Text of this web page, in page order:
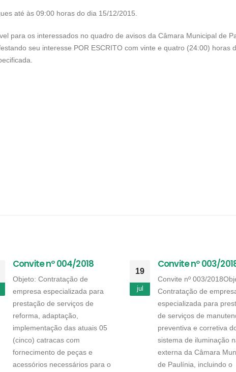
até às 09:00 horas do dia 15/12/2015.
para os interessados no quadro de avisos da Câmara Municipal de
seu interesse POR ESCRITO com vinte e quatro (24:00) horas
Convite nº 004/2018
Objeto: Contratação de
empresa especializada para
prestação de serviços de
reforma, adaptação,
implementação das atuais 05
(cinco) catracas com
fornecimento de peças e
acessórios necessários para o
19
jul
Convite nº 003/
Convite nº 003/
Contratação de
especializada para
de serviços de
preventiva e corretiva
sistema de iluminação
externa da Câmara
de Paulínia, incluindo o